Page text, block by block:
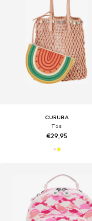
CURUBA
Tas
€29,95